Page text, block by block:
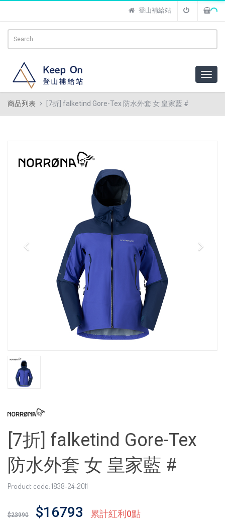
登山補給站
商品列表 [7折] falketind Gore-Tex 防水外套 女 皇家藍 #
[7折] falketind Gore-Tex
防水外套 女 皇家藍 #
Product code: 1838-24-2011
$23990 $16793 累計紅利0點